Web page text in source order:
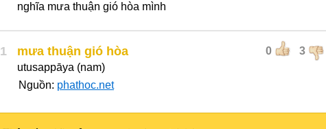
nghĩa mưa thuận gió hòa mình
1 0 3
mưa thuận gió hòa
utusappāya (nam)
Nguồn: phathoc.net